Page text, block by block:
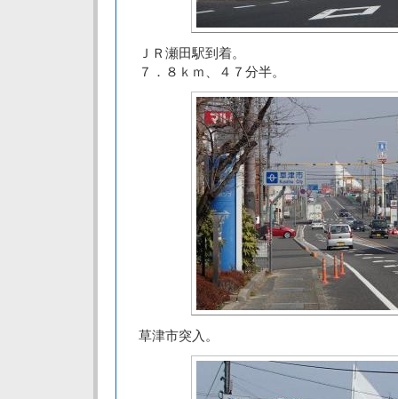
ＪＲ瀬田駅到着。
７．８ｋｍ、４７分半。
草津市突入。